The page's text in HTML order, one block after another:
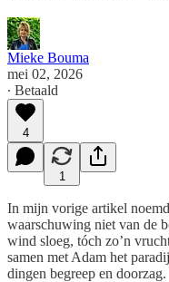
Mieke Bouma
mei 02, 2026
∙ Betaald
4
1
In mijn vorige artikel
waarschuwing niet van de
wind sloeg, tóch zo’n
samen met Adam het
dingen begreep en doorzag.